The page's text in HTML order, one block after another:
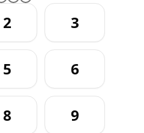
2 3
5 6
8 9